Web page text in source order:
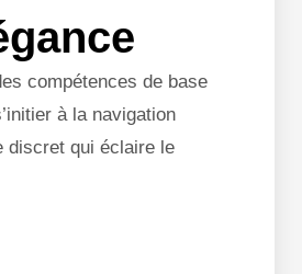
compétences de base
à la navigation
discret qui éclaire le